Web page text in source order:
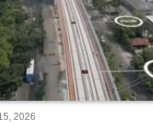
2026